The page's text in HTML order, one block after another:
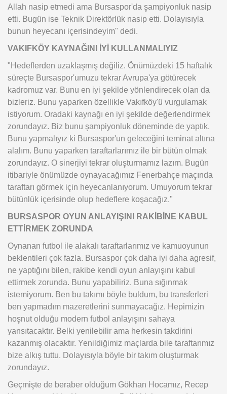
Allah nasip etmedi ama Bursaspor'da şampiyonluk nasip
etti. Bugün ise Teknik Direktörlük nasip etti. Dolayısıyla
bunun heyecanı içerisindeyim" dedi.
VAKIFKÖY KAYNAĞINI İYİ KULLANMALIYIZ
"Hedeflerden uzaklaşmış değiliz. Önümüzdeki 15 haftalık
süreçte Bursaspor'umuzu tekrar Avrupa'ya götürecek
kadromuz var. Bunu en iyi şekilde yönlendirecek olan da
bizleriz. Bunu yaparken özellikle Vakıfköy'ü vurgulamak
istiyorum. Oradaki kaynağı en iyi şekilde değerlendirmek
zorundayız. Biz bunu şampiyonluk döneminde de yaptık.
Bunu yapmalıyız ki Bursaspor'un geleceğini teminat altına
alalım. Bunu yaparken taraftarlarımız ile bir bütün olmak
zorundayız. O sinerjiyi tekrar oluşturmamız lazım. Bugün
itibariyle önümüzde oynayacağımız Fenerbahçe maçında
taraftarı görmek için heyecanlanıyorum. Umuyorum tekrar
bütünlük içerisinde olup hedeflere koşacağız."
BURSASPOR OYUN ANLAYIŞINI RAKİBİNE KABUL
ETTİRMEK ZORUNDA
Oynanan futbol ile alakalı taraftarlarımız ve kamuoyunun
beklentileri çok fazla. Bursaspor çok daha iyi daha agresif,
ne yaptığını bilen, rakibe kendi oyun anlayışını kabul
ettirmek zorunda. Bunu yapabiliriz. Buna sığınmak
istemiyorum. Ben bu takımı böyle buldum, bu transferleri
ben yapmadım mazeretlerini sunmayacağız. Hepimizin
hoşnut olduğu modern futbol anlayışını sahaya
yansıtacaktır. Belki yenilebilir ama herkesin takdirini
kazanmış olacaktır. Yenildiğimiz maçlarda bile taraftarımız
bize alkış tuttu. Dolayısıyla böyle bir takım oluşturmak
zorundayız.
Geçmişte de beraber olduğum Gökhan Hocamız, Recep